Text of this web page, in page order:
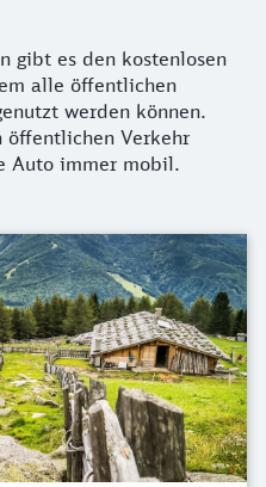
gibt es den kostenlosen
alle öffentlichen
werden können.
öffentlichen Verkehr
Auto immer mobil.